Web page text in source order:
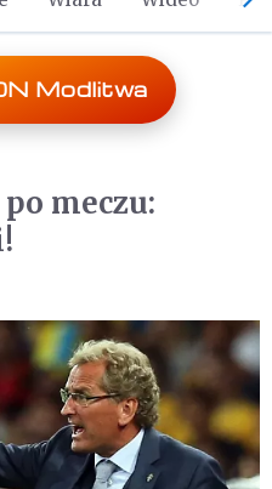
Modlitwa
meczu: